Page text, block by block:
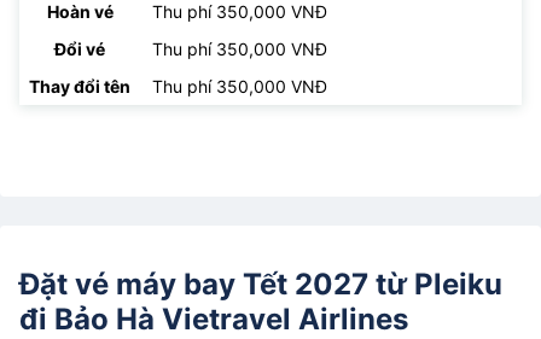
Hoàn vé
Thu phí 350,000 VNĐ
Đổi vé
Thu phí 350,000 VNĐ
Thay đổi tên
Thu phí 350,000 VNĐ
Đặt vé máy bay Tết 2027 từ Pleiku
đi Bảo Hà Vietravel Airlines